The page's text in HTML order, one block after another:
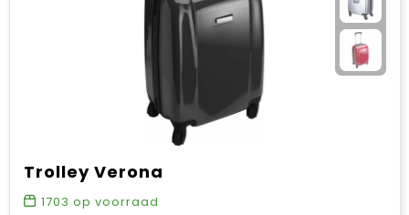
Trolley Verona
1703 op voorraad